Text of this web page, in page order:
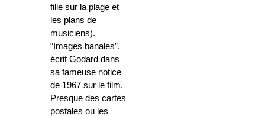
fille sur la plage et
les plans de
musiciens).
“Images banales”,
écrit Godard dans
sa fameuse notice
de 1967 sur le film.
Presque des cartes
postales ou les